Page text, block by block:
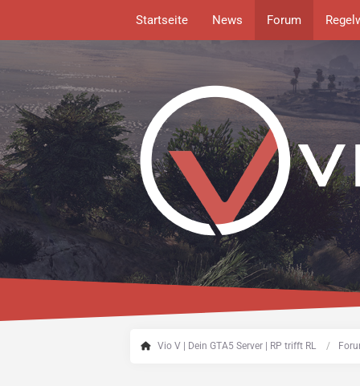
Startseite News Forum
Vio V | Dein GTA5 Server | RP trifft RL